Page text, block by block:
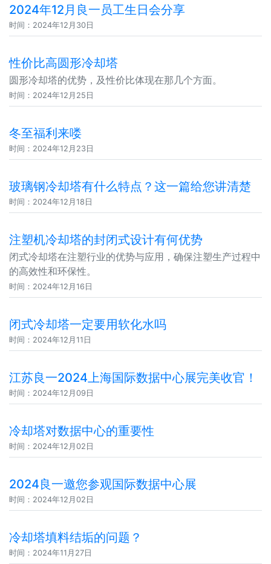
2024年12月良一员工生日会分享
时间：2024年12月30日
性价比高圆形冷却塔
圆形冷却塔的优势，及性价比体现在那几个方面。
时间：2024年12月25日
冬至福利来喽
时间：2024年12月23日
玻璃钢冷却塔有什么特点？这一篇给您讲清楚
时间：2024年12月18日
注塑机冷却塔的封闭式设计有何优势
闭式冷却塔在注塑行业的优势与应用，确保注塑生产过程中
的高效性和环保性。
时间：2024年12月16日
闭式冷却塔一定要用软化水吗
时间：2024年12月11日
江苏良一2024上海国际数据中心展完美收官！
时间：2024年12月09日
冷却塔对数据中心的重要性
时间：2024年12月02日
2024良一邀您参观国际数据中心展
时间：2024年12月02日
冷却塔填料结垢的问题？
时间：2024年11月27日